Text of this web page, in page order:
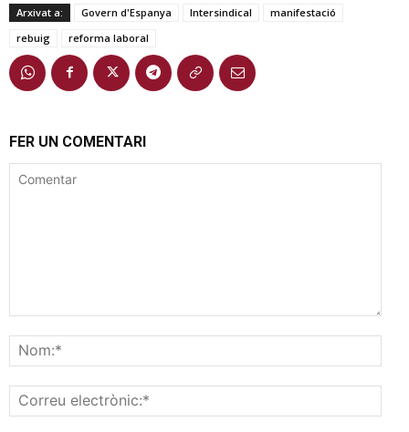
Arxivat a: Govern d'Espanya Intersindical
manifestació
rebuig
reforma laboral
FER UN COMENTARI